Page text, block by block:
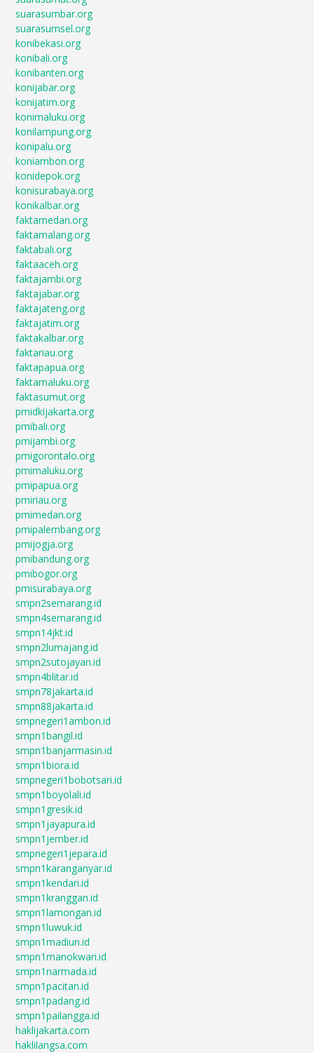
suarasumbar.org
suarasumsel.org
konibekasi.org
konibali.org
konibanten.org
konijabar.org
konijatim.org
konimaluku.org
konilampung.org
konipalu.org
koniambon.org
konidepok.org
konisurabaya.org
konikalbar.org
faktamedan.org
faktamalang.org
faktabali.org
faktaaceh.org
faktajambi.org
faktajabar.org
faktajateng.org
faktajatim.org
faktakalbar.org
faktariau.org
faktapapua.org
faktamaluku.org
faktasumut.org
pmidkijakarta.org
pmibali.org
pmijambi.org
pmigorontalo.org
pmimaluku.org
pmipapua.org
pmiriau.org
pmimedan.org
pmipalembang.org
pmijogja.org
pmibandung.org
pmibogor.org
pmisurabaya.org
smpn2semarang.id
smpn4semarang.id
smpn14jkt.id
smpn2lumajang.id
smpn2sutojayan.id
smpn4blitar.id
smpn78jakarta.id
smpn88jakarta.id
smpnegeri1ambon.id
smpn1bangil.id
smpn1banjarmasin.id
smpn1biora.id
smpnegeri1bobotsari.id
smpn1boyolali.id
smpn1gresik.id
smpn1jayapura.id
smpn1jember.id
smpnegeri1jepara.id
smpn1karanganyar.id
smpn1kendari.id
smpn1kranggan.id
smpn1lamongan.id
smpn1luwuk.id
smpn1madiun.id
smpn1manokwari.id
smpn1narmada.id
smpn1pacitan.id
smpn1padang.id
smpn1pailangga.id
haklijakarta.com
haklilangsa.com